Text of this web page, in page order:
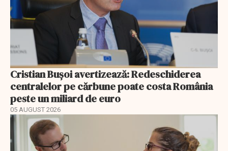
Cristian Bușoi avertizează: Redeschiderea
centralelor pe cărbune poate costa România
peste un miliard de euro
05 AUGUST 2026